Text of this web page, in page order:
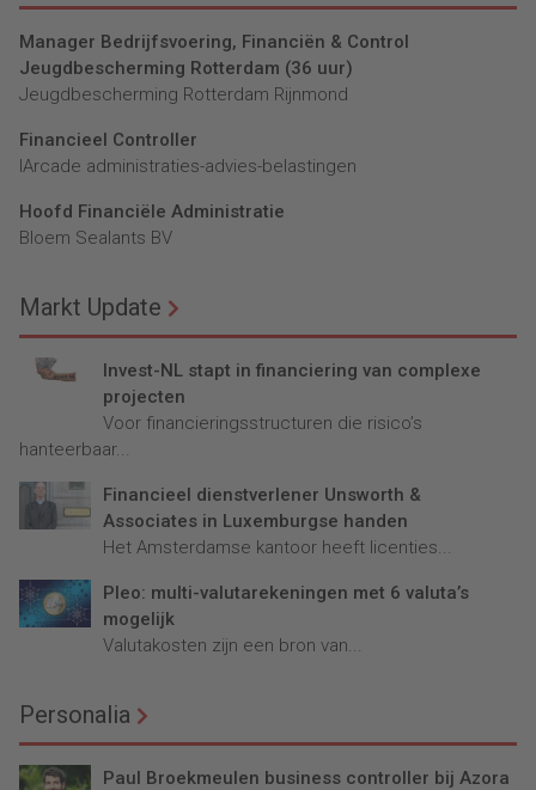
Manager Bedrijfsvoering, Financiën & Control
Jeugdbescherming Rotterdam (36 uur)
Jeugdbescherming Rotterdam Rijnmond
Financieel Controller
lArcade administraties-advies-belastingen
Hoofd Financiële Administratie
Bloem Sealants BV
Markt Update
Invest-NL stapt in financiering van complexe
projecten
Voor financieringsstructuren die risico’s
hanteerbaar...
Financieel dienstverlener Unsworth &
Associates in Luxemburgse handen
Het Amsterdamse kantoor heeft licenties...
Pleo: multi-valutarekeningen met 6 valuta’s
mogelijk
Valutakosten zijn een bron van...
Personalia
Paul Broekmeulen business controller bij Azora